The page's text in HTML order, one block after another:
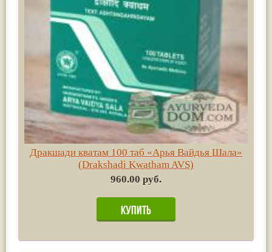
Дракшади кватам 100 таб «Арья Вайдья Шала»
(Drakshadi Kwatham AVS)
960.00 руб.